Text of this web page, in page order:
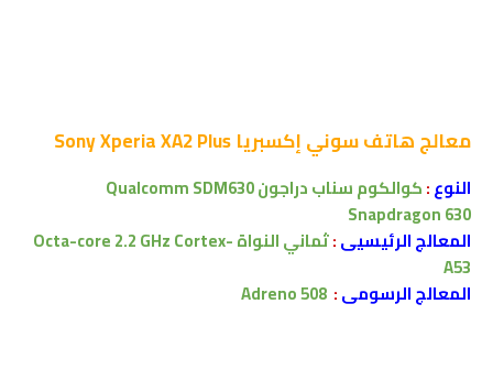
معالجهاتف سوني إكسبريا Sony Xperia XA2 Plus
النوع:كوالكوم سناب دراجونQualcomm SDM630
Snapdragon 630
المعالج الرئيسيى:ثماني النواةOcta-core 2.2 GHz Cortex-
A53
المعالج الرسومى:
Adreno 508